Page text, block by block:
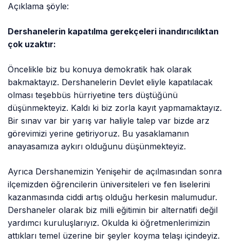
Açıklama şöyle:
Dershanelerin kapatılma gerekçeleri inandırıcılıktan
çok uzaktır:
Öncelikle biz bu konuya demokratik hak olarak
bakmaktayız. Dershanelerin Devlet eliyle kapatılacak
olması teşebbüs hürriyetine ters düştüğünü
düşünmekteyiz. Kaldı ki biz zorla kayıt yapmamaktayız.
Bir sınav var bir yarış var haliyle talep var bizde arz
görevimizi yerine getiriyoruz. Bu yasaklamanın
anayasamıza aykırı olduğunu düşünmekteyiz.
Ayrıca Dershanemizin Yenişehir de açılmasından sonra
ilçemizden öğrencilerin üniversiteleri ve fen liselerini
kazanmasında ciddi artış olduğu herkesin malumudur.
Dershaneler olarak biz milli eğitimin bir alternatifi değil
yardımcı kuruluşlarıyız. Okulda ki öğretmenlerimizin
attıkları temel üzerine bir şeyler koyma telaşı içindeyiz.